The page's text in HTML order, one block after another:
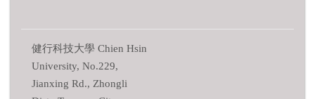
健行科技大學 Chien Hsin
University, No.229,
Jianxing Rd., Zhongli